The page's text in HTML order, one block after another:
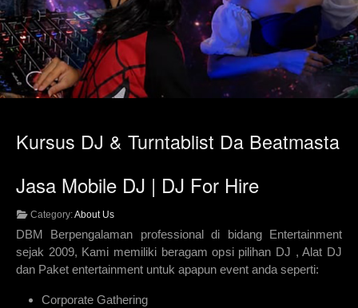
Kursus DJ & Turntablist Da Beatmasta
Jasa Mobile DJ | DJ For Hire
Category:About Us
DBM Berpengalaman professional di bidang Entertainment
sejak 2009, Kami memiliki beragam opsi pilihan DJ , Alat DJ
dan Paket entertainment untuk apapun event anda seperti:
Corporate Gathering